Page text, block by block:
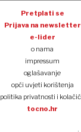
Pretplati se
Prijava na newsletter
e-lider
o nama
impressum
oglašavanje
opći uvjeti korištenja
politika privatnosti i
tocno.hr